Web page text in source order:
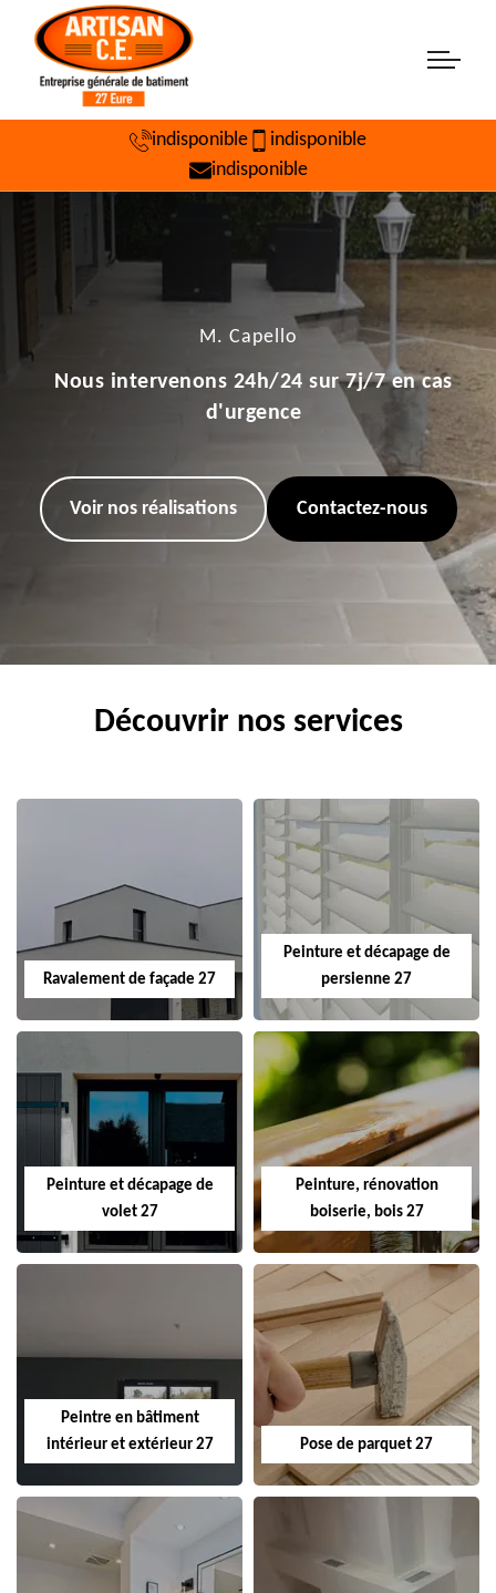
indisponible
indisponible
indisponible
M. Capello
Nous intervenons 24h/24 sur 7j/7 en cas
d'urgence
Voir nos réalisations Contactez-nous
Découvrir nos services
Ravalement de façade 27
Peinture et décapage de
persienne 27
Peinture et décapage de
volet 27
Peinture, rénovation
boiserie, bois 27
Peintre en bâtiment
intérieur et extérieur 27
Pose de parquet 27